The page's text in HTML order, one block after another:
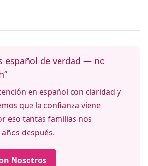
español de verdad — no
en español con claridad y
que la confianza viene
eso tantas familias nos
después.
Nosotros